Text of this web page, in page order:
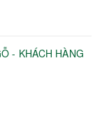
- KHÁCH HÀNG